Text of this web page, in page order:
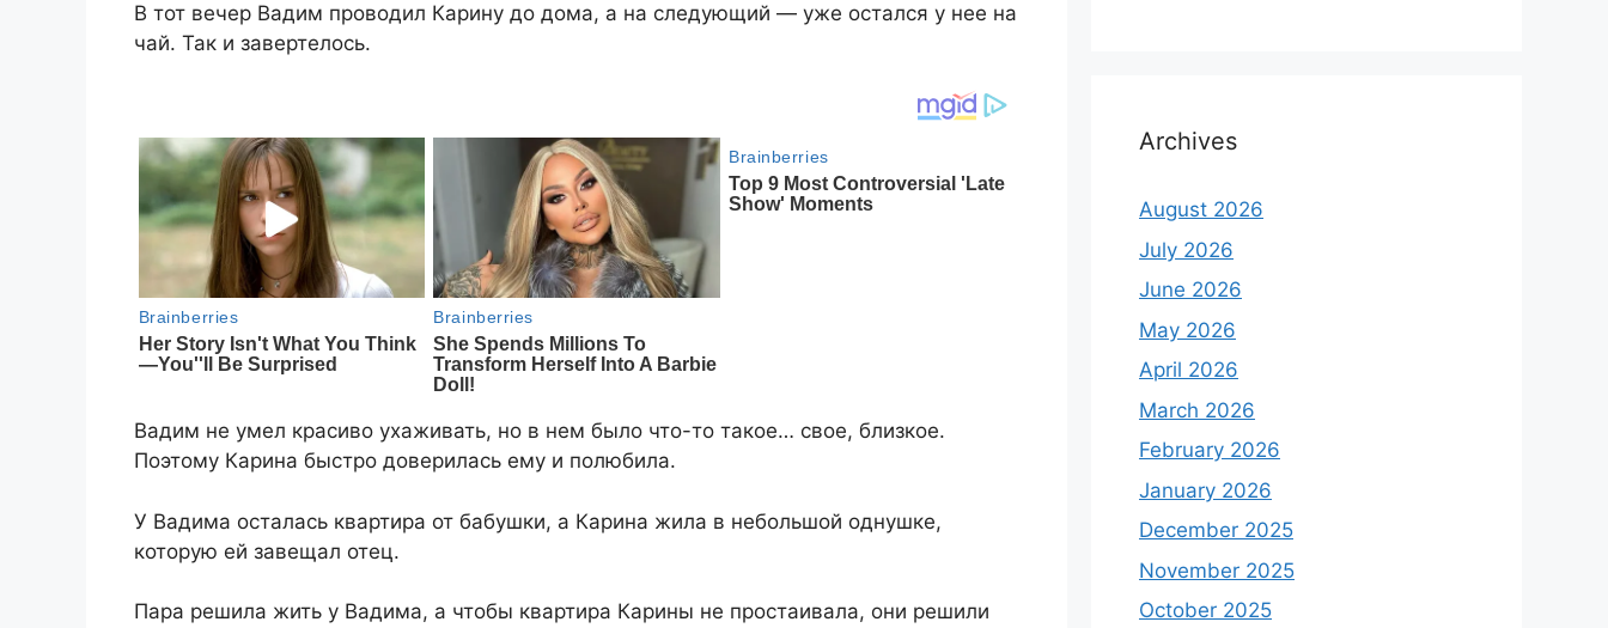
В тот вечер Вадим проводил Карину до дома, а на следующий — уже остался у нее на
чай. Так и завертелось.
Вадим не умел красиво ухаживать, но в нем было что-то такое… свое, близкое.
Поэтому Карина быстро доверилась ему и полюбила.
У Вадима осталась квартира от бабушки, а Карина жила в небольшой однушке,
которую ей завещал отец.
Пара решила жить у Вадима, а чтобы квартира Карины не простаивала, они решили
Archives
August 2026
July 2026
June 2026
May 2026
April 2026
March 2026
February 2026
January 2026
December 2025
November 2025
October 2025